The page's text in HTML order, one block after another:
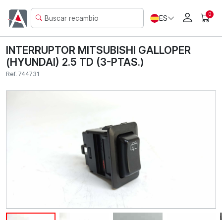
ES 0
INTERRUPTOR MITSUBISHI GALLOPER
(HYUNDAI) 2.5 TD (3-PTAS.)
Ref. 744731